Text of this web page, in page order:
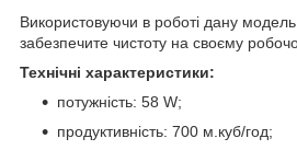
Використовуючи в роботі дану
забезпечите чистоту на своєму
Технічні характеристики:
потужність: 58 W;
продуктивність: 700 м.куб/год;